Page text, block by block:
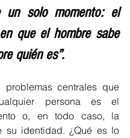
un solo momento: el
que el hombre sabe
quién es”.
centrales que
persona es el
o, en todo caso, la
su identidad. ¿Qué es lo